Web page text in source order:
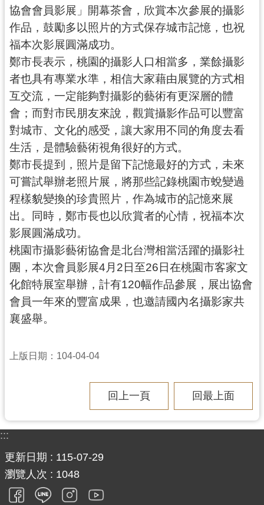
業
務
資
訊
訊
息
公
告
便
民
服
務
政
府
資
訊
公
開
回
政
信
箱
常
協會會員影展」開幕茶會，欣賞本次參展的攝影
作品，鼓勵多以照片的方式保存城市記憶，也祝
福本次影展圓滿成功。
鄭市長表示，桃園的攝影人口相當多，業餘攝影
者也具有專業水準，相信大家藉由展覽的方式相
互交流，一定能夠對攝影的藝術有更深層的體
會；而對市民朋友來說，觀賞攝影作品可以豐富
對城市、文化的感受，讓大家用不同的角度去看
生活，是體驗藝術視角很好的方式。
鄭市長提到，照片是留下記憶最好的方式，未來
可嘗試舉辦老照片展，將那些記錄桃園市蛻變過
程樣貌變換的珍貴照片，作為城市的記憶來展
出。同時，鄭市長也以欣賞者的心情，祝福本次
影展圓滿成功。
桃園市攝影藝術協會是北台灣相當活躍的攝影社
團，本次會員影展4月2日至26日在桃園市客家文
化館特展室舉辦，計有120幅作品參展，展出協會
會員一年來的豐富成果，也邀請國內名攝影家共
襄盛舉。
上版日期：104-04-04
回上一頁 回最上面
:::
更新日期
115-07-29
瀏覽人次
1048